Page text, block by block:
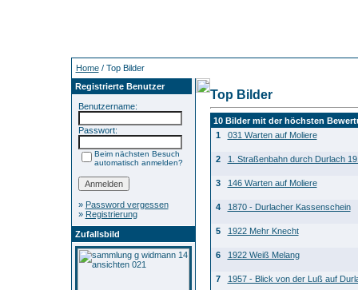
Home/ Top Bilder
Registrierte Benutzer
Benutzername:
Passwort:
Beim nächsten Besuch
automatisch anmelden?
» Password vergessen
» Registrierung
Zufallsbild
Top Bilder
10 Bilder mit der höchsten
1
031 Warten auf Moliere
2 1. Straßenbahn durch Durlach
3 146 Warten auf Moliere
4 1870 - Durlacher Kassenschein
5 1922 Mehr Knecht
6 1922 Weiß Melang
7 1957 - Blick von der Luß auf